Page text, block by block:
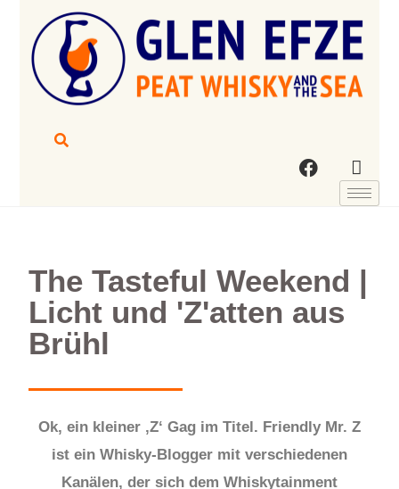
The Tasteful Weekend |
Licht und 'Z'atten aus
Brühl
Ok, ein kleiner ‚Z‘ Gag im Titel. Friendly Mr. Z
ist ein Whisky-Blogger mit verschiedenen
Kanälen, der sich dem Whiskytainment